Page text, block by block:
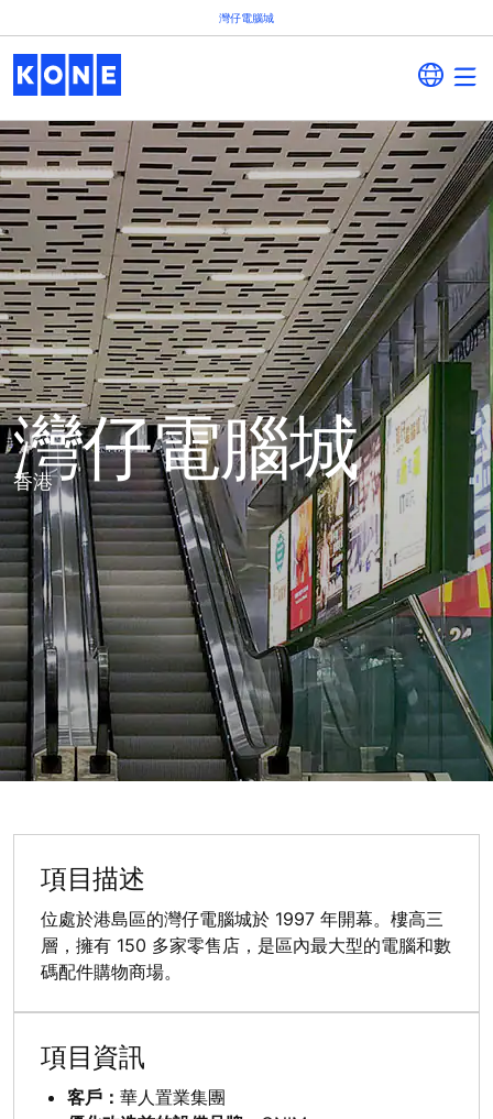
灣仔電腦城
灣仔電腦城
香港
項目描述
位處於港島區的灣仔電腦城於 1997 年開幕。樓高三
層，擁有 150 多家零售店，是區內最大型的電腦和數
碼配件購物商場。
項目資訊
客戶： 華人置業集團